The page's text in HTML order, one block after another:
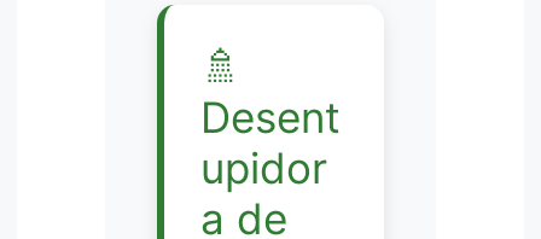
🚿
Desent
upidor
a de